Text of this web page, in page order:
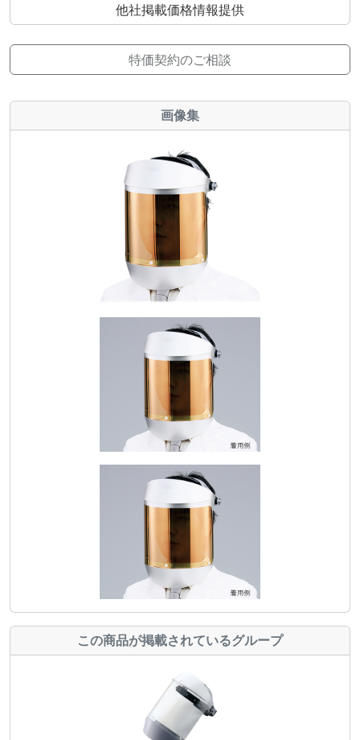
他社掲載価格情報提供
特価契約のご相談
画像集
この商品が掲載されているグループ